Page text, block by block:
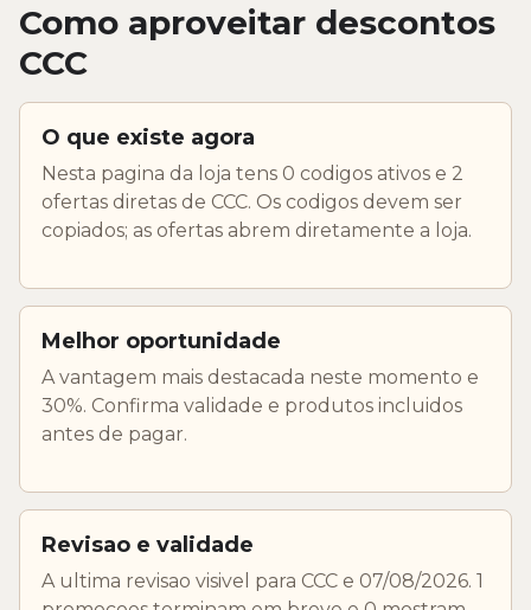
Como aproveitar descontos
CCC
O que existe agora
Nesta pagina da loja tens 0 codigos ativos e 2
ofertas diretas de CCC. Os codigos devem ser
copiados; as ofertas abrem diretamente a loja.
Melhor oportunidade
A vantagem mais destacada neste momento e
30%. Confirma validade e produtos incluidos
antes de pagar.
Revisao e validade
A ultima revisao visivel para CCC e 07/08/2026. 1